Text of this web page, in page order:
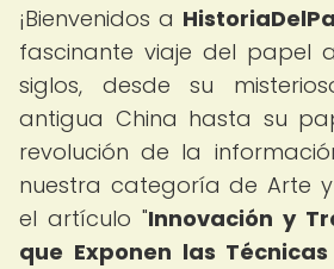
¡Bienvenidos a
fascinante viaje del papel
siglos, desde su
antigua China hasta su
revolución de la
nuestra categoría de Arte
el artículo "Innovación y
que Exponen las